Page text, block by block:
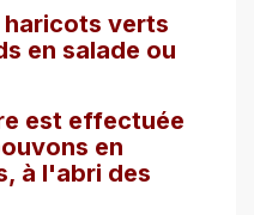
verts
en salade ou
est effectuée
en
à l'abri des